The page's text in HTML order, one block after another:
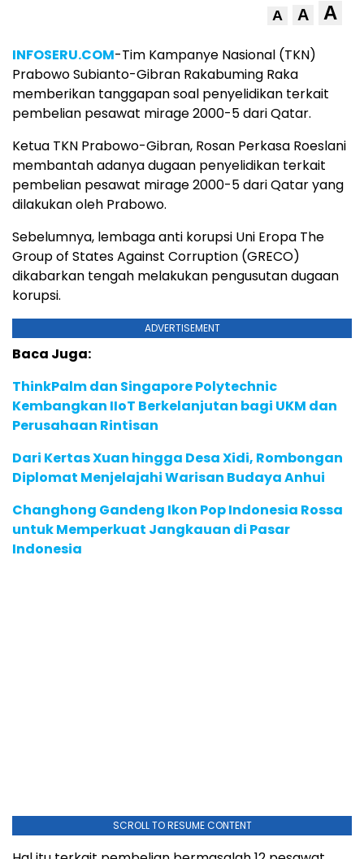
A A A
INFOSERU.COM-Tim Kampanye Nasional (TKN)
Prabowo Subianto-Gibran Rakabuming Raka
memberikan tanggapan soal penyelidikan terkait
pembelian pesawat mirage 2000-5 dari Qatar.
Ketua TKN Prabowo-Gibran, Rosan Perkasa Roeslani
membantah adanya dugaan penyelidikan terkait
pembelian pesawat mirage 2000-5 dari Qatar yang
dilakukan oleh Prabowo.
Sebelumnya, lembaga anti korupsi Uni Eropa The
Group of States Against Corruption (GRECO)
dikabarkan tengah melakukan pengusutan dugaan
korupsi.
ADVERTISEMENT
Baca Juga:
ThinkPalm dan Singapore Polytechnic
Kembangkan IIoT Berkelanjutan bagi UKM dan
Perusahaan Rintisan
Dari Kertas Xuan hingga Desa Xidi, Rombongan
Diplomat Menjelajahi Warisan Budaya Anhui
Changhong Gandeng Ikon Pop Indonesia Rossa
untuk Memperkuat Jangkauan di Pasar
Indonesia
SCROLL TO RESUME CONTENT